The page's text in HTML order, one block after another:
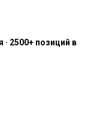
2500+ позиций в